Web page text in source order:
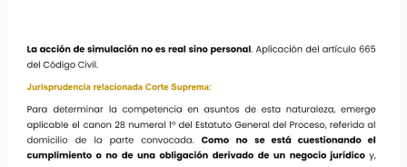
¿La
acción
de
simulación
es
una